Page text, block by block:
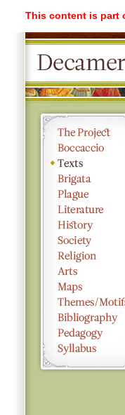
This content is part